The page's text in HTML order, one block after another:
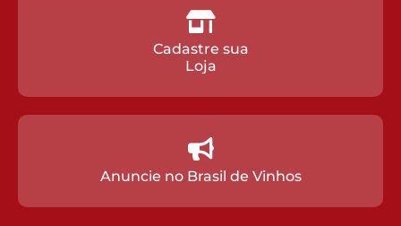
Cadastre sua
Loja
Anuncie no Brasil de Vinhos